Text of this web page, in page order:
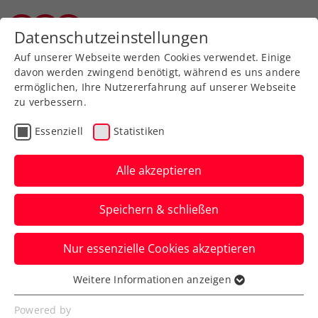
Zurück zur Newsübersicht
Turniere
Generali Open Kitzbühel:
Letzte Hauptfeld-
Wildcard an Neumayer
Indes zieht Norwegens Topstar Casper
Ruud seinen Start beim ATP-Turnier in
Tirol überraschend zurück.
Verfasst von: Presseaussendung / Redaktion, 19.07.2024
Datenschutzeinstellungen
Auf unserer Webseite werden Cookies verwendet. Einige
davon werden zwingend benötigt, während es uns andere
ermöglichen, Ihre Nutzererfahrung auf unserer Webseite
zu verbessern.
Essenziell Statistiken
Alle akzeptieren
Speichern & schließen
Nur essenzielle Cookies akzeptieren
Essenziell
Essenzielle Cookies werden für grundlegende
Weitere Informationen anzeigen
Powered by